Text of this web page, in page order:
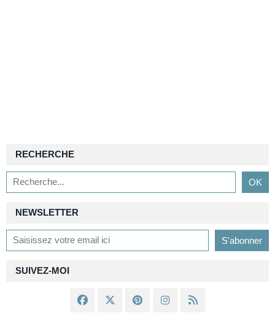
NEWSLETTER
SUIVEZ-MOI
RECHERCHE